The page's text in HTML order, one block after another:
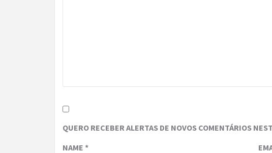
QUERO RECEBER ALERTAS DE NOVOS COMENTÁRIOS
NAME *